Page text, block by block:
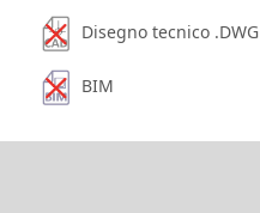
Disegno tecnico .DWG
BIM